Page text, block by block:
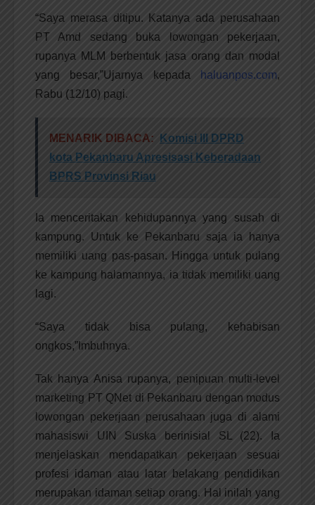
“Saya merasa ditipu. Katanya ada perusahaan
PT Amd sedang buka lowongan pekerjaan,
rupanya MLM berbentuk jasa orang dan modal
yang besar,”Ujarnya kepada
haluanpos.com,
Rabu (12/10) pagi.
MENARIK DIBACA:
Komisi III DPRD
kota Pekanbaru Apresisasi Keberadaan
BPRS Provinsi Riau
Ia menceritakan kehidupannya yang susah di
kampung. Untuk ke Pekanbaru saja ia hanya
memiliki uang pas-pasan. Hingga untuk pulang
ke kampung halamannya, ia tidak memiliki uang
lagi.
“Saya tidak bisa pulang, kehabisan
ongkos,”Imbuhnya.
Tak hanya Anisa rupanya, penipuan multi-level
marketing PT QNet di Pekanbaru dengan modus
lowongan pekerjaan perusahaan juga di alami
mahasiswi UIN Suska berinisial SL (22). Ia
menjelaskan mendapatkan pekerjaan sesuai
profesi idaman atau latar belakang pendidikan
merupakan idaman setiap orang. Hal inilah yang